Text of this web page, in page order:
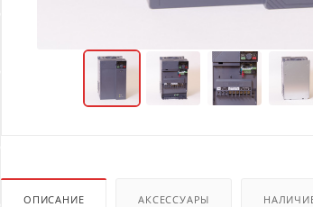
ОПИСАНИЕ АКСЕССУАРЫ